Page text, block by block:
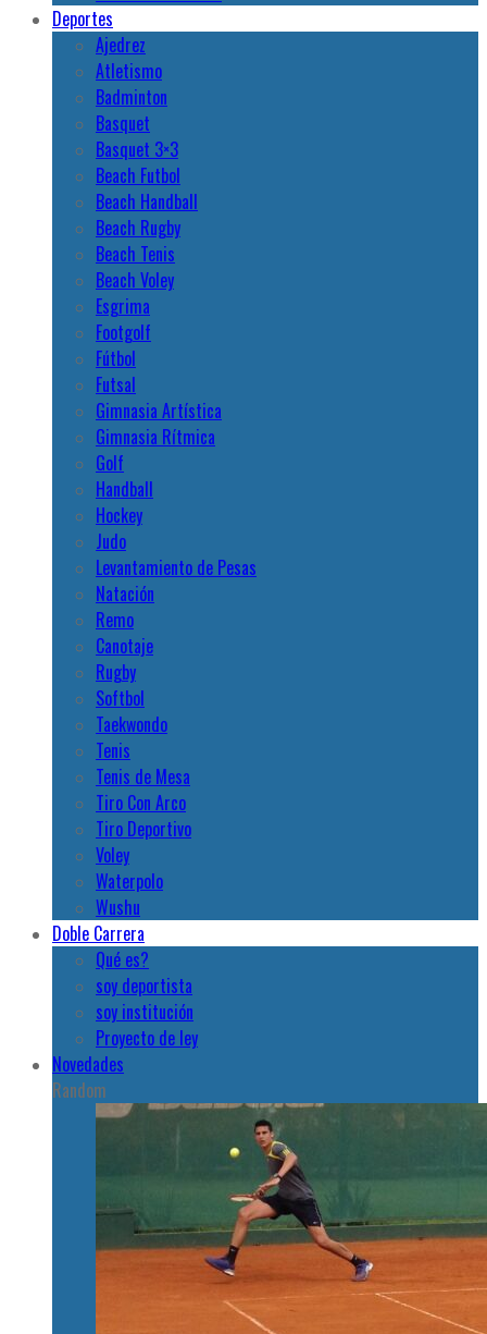
Deportes
Ajedrez
Atletismo
Badminton
Basquet
Basquet 3×3
Beach Futbol
Beach Handball
Beach Rugby
Beach Tenis
Beach Voley
Esgrima
Footgolf
Fútbol
Futsal
Gimnasia Artística
Gimnasia Rítmica
Golf
Handball
Hockey
Judo
Levantamiento de Pesas
Natación
Remo
Canotaje
Rugby
Softbol
Taekwondo
Tenis
Tenis de Mesa
Tiro Con Arco
Tiro Deportivo
Voley
Waterpolo
Wushu
Doble Carrera
Qué es?
soy deportista
soy institución
Proyecto de ley
Novedades
Random